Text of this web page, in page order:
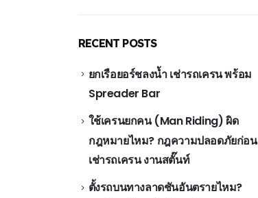
RECENT POSTS
ยกเรือยอร์ชลงน้ำ เช่ารถเครน พร้อม
Spreader Bar
ใช้เครนยกคน (Man Riding) ผิด
กฎหมายไหม? กฎความปลอดภัยก่อน
เช่ารถเครน งานสตั๊นท์
ตั้งรถบนทางลาดชันอันตรายไหม?